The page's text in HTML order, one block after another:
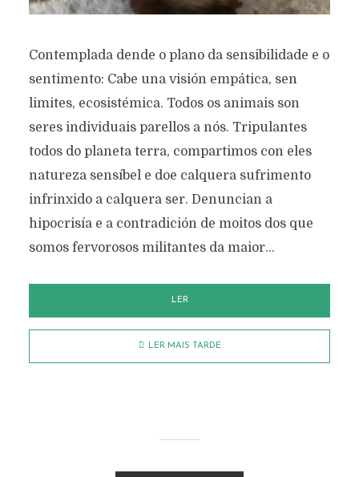
Contemplada dende o plano da sensibilidade e o
sentimento: Cabe una visión empática, sen
limites, ecosistémica. Todos os animais son
seres individuais parellos a nós. Tripulantes
todos do planeta terra, compartimos con eles
natureza sensíbel e doe calquera sufrimento
infrinxido a calquera ser. Denuncian a
hipocrisía e a contradición de moitos dos que
somos fervorosos militantes da maior...
LER
LER MAIS TARDE